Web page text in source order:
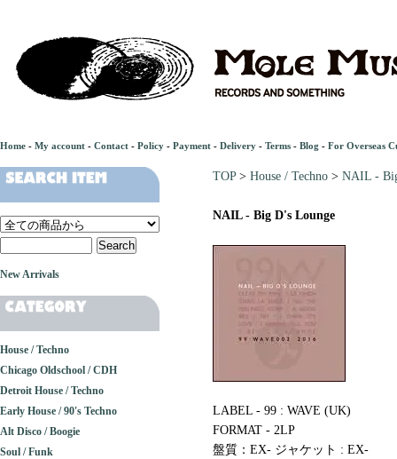
Home - My account - Contact - Policy - Payment - Delivery - Terms - Blog - For Overseas
TOP> House / Techno > NAIL -
NAIL - Big D's Lounge
LABEL - 99 : WAVE (UK)
FORMAT - 2LP
盤質：EX- ジャケット : EX-
New Arrivals
House / Techno
Chicago Oldschool / CDH
Detroit House / Techno
Early House / 90's Techno
Alt Disco / Boogie
Soul / Funk